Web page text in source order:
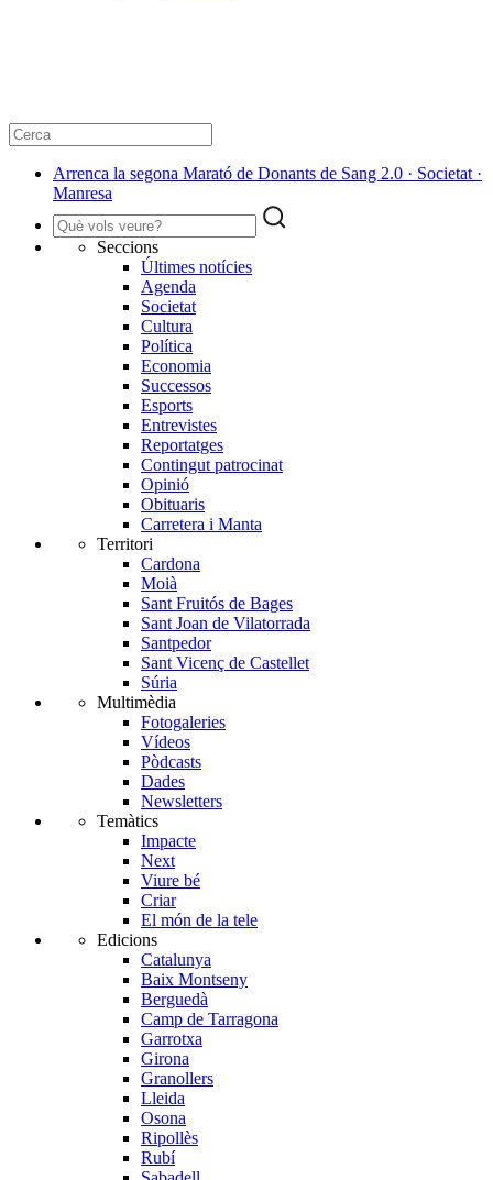
Arrenca la segona Marató de Donants de Sang 2.0 · Societat ·
Manresa
Seccions
Últimes notícies
Agenda
Societat
Cultura
Política
Economia
Successos
Esports
Entrevistes
Reportatges
Contingut patrocinat
Opinió
Obituaris
Carretera i Manta
Territori
Cardona
Moià
Sant Fruitós de Bages
Sant Joan de Vilatorrada
Santpedor
Sant Vicenç de Castellet
Súria
Multimèdia
Fotogaleries
Vídeos
Pòdcasts
Dades
Newsletters
Temàtics
Impacte
Next
Viure bé
Criar
El món de la tele
Edicions
Catalunya
Baix Montseny
Berguedà
Camp de Tarragona
Garrotxa
Girona
Granollers
Lleida
Osona
Ripollès
Rubí